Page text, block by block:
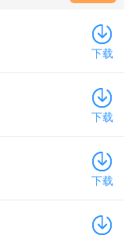
下载
下载
下载